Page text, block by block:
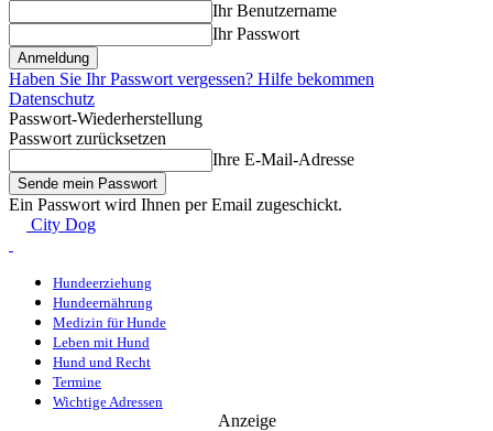
Ihr Benutzername
Ihr Passwort
Haben Sie Ihr Passwort vergessen? Hilfe bekommen
Datenschutz
Passwort-Wiederherstellung
Passwort zurücksetzen
Ihre E-Mail-Adresse
Ein Passwort wird Ihnen per Email zugeschickt.
City Dog
Hundeerziehung
Hundeernährung
Medizin für Hunde
Leben mit Hund
Hund und Recht
Termine
Wichtige Adressen
Anzeige